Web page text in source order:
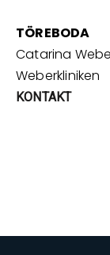
TÖREBODA
Catarina
Weberkliniken
KONTAKT